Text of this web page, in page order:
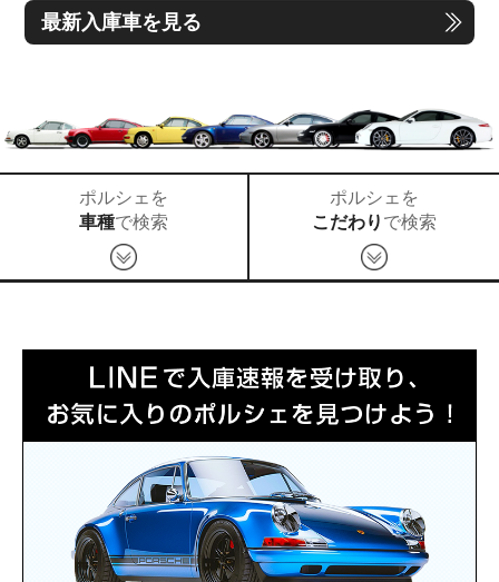
最新入庫車を見る
ポルシェを
車種で検索
ポルシェを
こだわり で検索